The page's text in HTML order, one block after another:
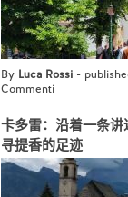
By Luca Rossi -
Commenti
卡多雷：沿着一条
寻提香的足迹